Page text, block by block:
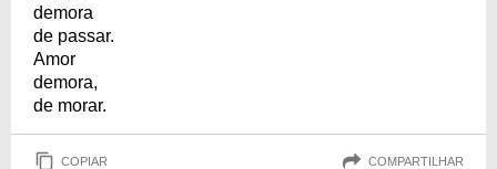
demora
de passar.
Amor
demora,
de morar.
COPIAR COMPARTILHAR